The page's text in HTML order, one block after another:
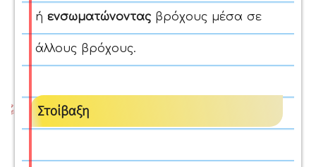
ή ενσωματώνοντας βρόχους μέσα σε
άλλους βρόχους.
Στοίβαξη